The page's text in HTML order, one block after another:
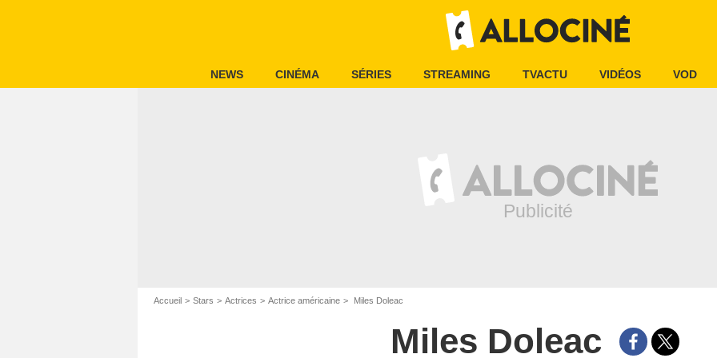
NEWS CINÉMA SÉRIES STREAMING TVACTU VIDÉOS VOD
Accueil Stars Actrices Actrice américaine Miles Doleac
Miles Doleac